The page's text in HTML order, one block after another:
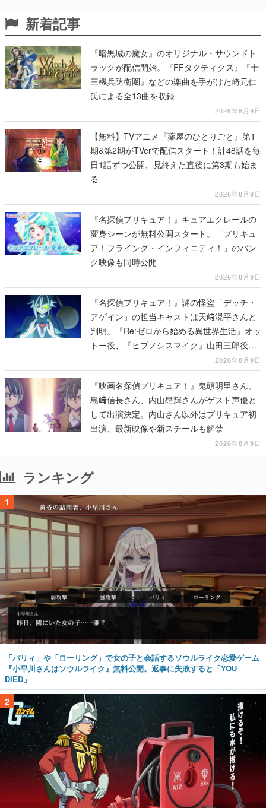
新着記事
『暗黒城の魔女』のオリジナル・サウンドト
ラックが配信開始。『FFタクティクス』『十
三機兵防衛圏』などの楽曲を手がけた崎元仁
氏による全13曲を収録
2026年8月9日
【無料】TVアニメ『薬屋のひとりごと』第1
期&第2期がTVerで配信スタート！計48話を毎
日1話ずつ公開、見終えた直後に第3期も始ま
る
2026年8月9日
『名探偵プリキュア！』キュアエクレールの
変身シーンが無料公開スタート。「プリキュ
ア！フライング・インフィニティ！」のバン
ク映像も同時公開
2026年8月9日
『名探偵プリキュア！』謎の怪盗「デッチ・
アゲイン」の担当キャストは天﨑滉平さんと
判明。『Re:ゼロから始める異世界生活』オッ
トー役、『ヒプノシスマイク』山田三郎役な
2026年8月9日
『映画名探偵プリキュア！』鬼頭明里さん、
島﨑信長さん、内山昂輝さんがゲスト声優と
して出演決定。内山さん以外はプリキュア初
出演、最新映像や新スチールも解禁
2026年8月9日
ランキング
1
「パリィ」や「ローリング」で女の子と会話するソウルライク恋愛ゲーム
『小早川さんはソウルライク』無料公開。返事に失敗すると「YOU
DIED」
2